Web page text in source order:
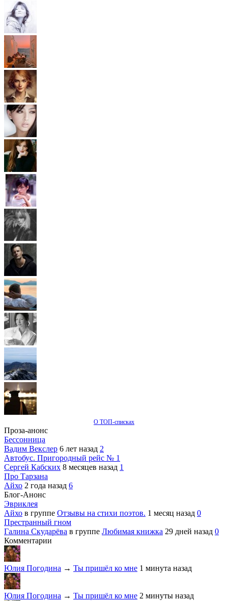
О ТОП-списках
Проза-анонс
Бессонница
Вадим Векслер 6 лет назад 2
Автобус. Пригородный рейс № 1
Сергей Кабских 8 месяцев назад 1
Про Тарзана
Айхо 2 года назад 6
Блог-Анонс
Эвриклея
Айхо в группе Отзывы на стихи поэтов. 1 месяц назад 0
Престранный гном
Галина Скударёва в группе Любимая книжка 29 дней назад 0
Комментарии
Юлия Погодина → Ты пришёл ко мне 1 минута назад
Юлия Погодина → Ты пришёл ко мне 2 минуты назад